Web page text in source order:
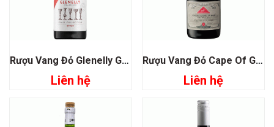
Rượu Vang Đỏ Glenelly Glass Collection Shiraz
Liên hệ
Rượu Vang Đỏ Cape Of Good Hope Riebeeksivier Western Slopes
Liên hệ